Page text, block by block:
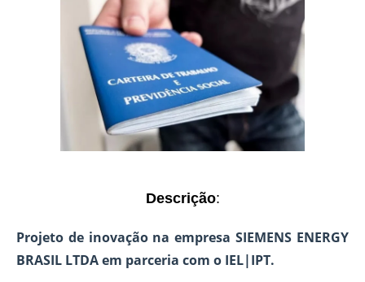
Descrição:
Projeto de inovação na empresa SIEMENS ENERGY
BRASIL LTDA em parceria com o IEL|IPT.